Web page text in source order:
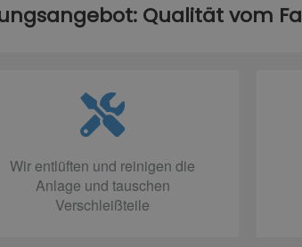
Qualität vom
Wir entlüften und reinigen die
Anlage und tauschen
Verschleißteile